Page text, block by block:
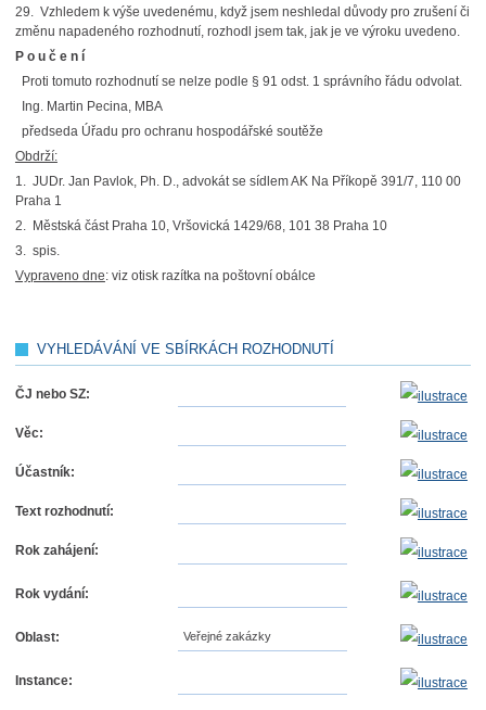
29. Vzhledem k výše uvedenému, když jsem neshledal důvody pro zrušení či
změnu napadeného rozhodnutí, rozhodl jsem tak, jak je ve výroku uvedeno.
P o u č e n í
Proti tomuto rozhodnutí se nelze podle § 91 odst. 1 správního řádu odvolat.
Ing. Martin Pecina, MBA
předseda Úřadu pro ochranu hospodářské soutěže
Obdrží:
1. JUDr. Jan Pavlok, Ph. D., advokát se sídlem AK Na Příkopě 391/7, 110 00
Praha 1
2. Městská část Praha 10, Vršovická 1429/68, 101 38 Praha 10
3. spis.
Vypraveno dne: viz otisk razítka na poštovní obálce
VYHLEDÁVÁNÍ VE SBÍRKÁCH ROZHODNUTÍ
ČJ nebo SZ:
Věc:
Účastník:
Text rozhodnutí:
Rok zahájení:
Rok vydání:
Oblast: Veřejné zakázky
Instance: